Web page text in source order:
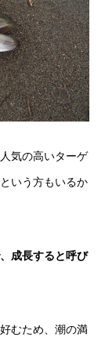
気の高いターゲ
いう方もいるか
成長すると呼び
むため、潮の満